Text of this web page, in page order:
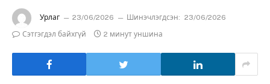
Урлаг 23/06/2026 Шинэчлэгдсэн: 23/06/2026
Сэтгэгдэл байхгүй
2 минут уншина